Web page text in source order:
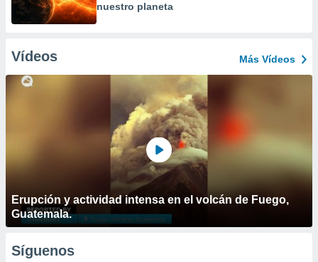
nuestro planeta
Vídeos Más Vídeos
Erupción y actividad intensa en el volcán de Fuego,
Guatemala.
Síguenos